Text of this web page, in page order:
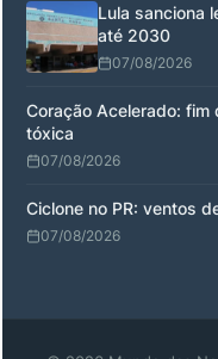
Lula sanciona
até 2030
07/08/2026
Coração Acelerado: fim
tóxica
07/08/2026
Ciclone no PR: ventos
07/08/2026